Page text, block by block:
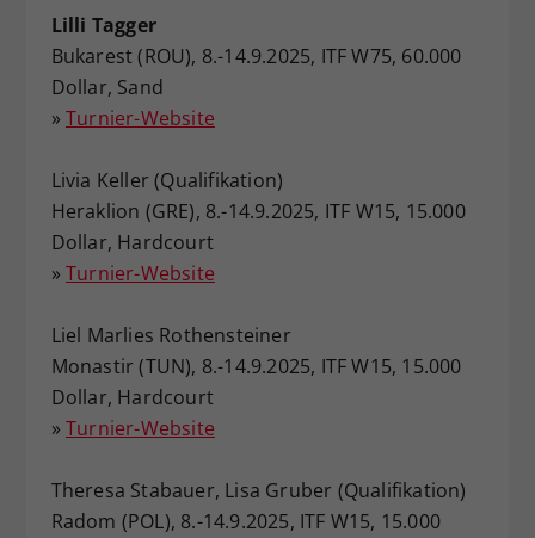
Lilli Tagger
Bukarest (ROU), 8.-14.9.2025, ITF W75, 60.000
Dollar, Sand
» Turnier-Website
Livia Keller (Qualifikation)
Heraklion (GRE), 8.-14.9.2025, ITF W15, 15.000
Dollar, Hardcourt
» Turnier-Website
Liel Marlies Rothensteiner
Monastir (TUN), 8.-14.9.2025, ITF W15, 15.000
Dollar, Hardcourt
» Turnier-Website
Theresa Stabauer, Lisa Gruber (Qualifikation)
Radom (POL), 8.-14.9.2025, ITF W15, 15.000